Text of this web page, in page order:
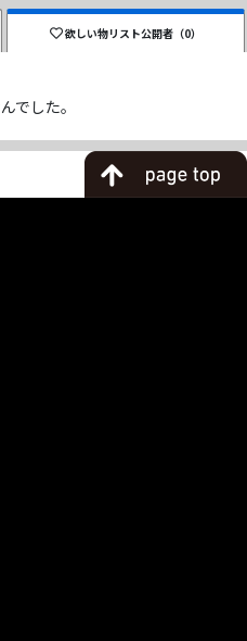
欲しい物リスト公開者（0）
でした。